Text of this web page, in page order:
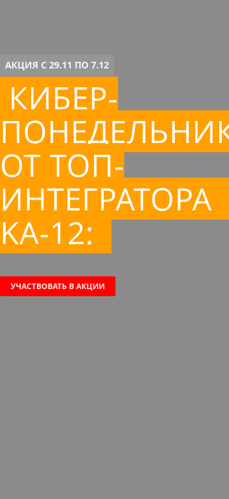
АКЦИЯ С 29.11 ПО 7.12
КИБЕР-
ОТ ТОП-
KA-12:
УЧАСТВОВАТЬ В АКЦИИ